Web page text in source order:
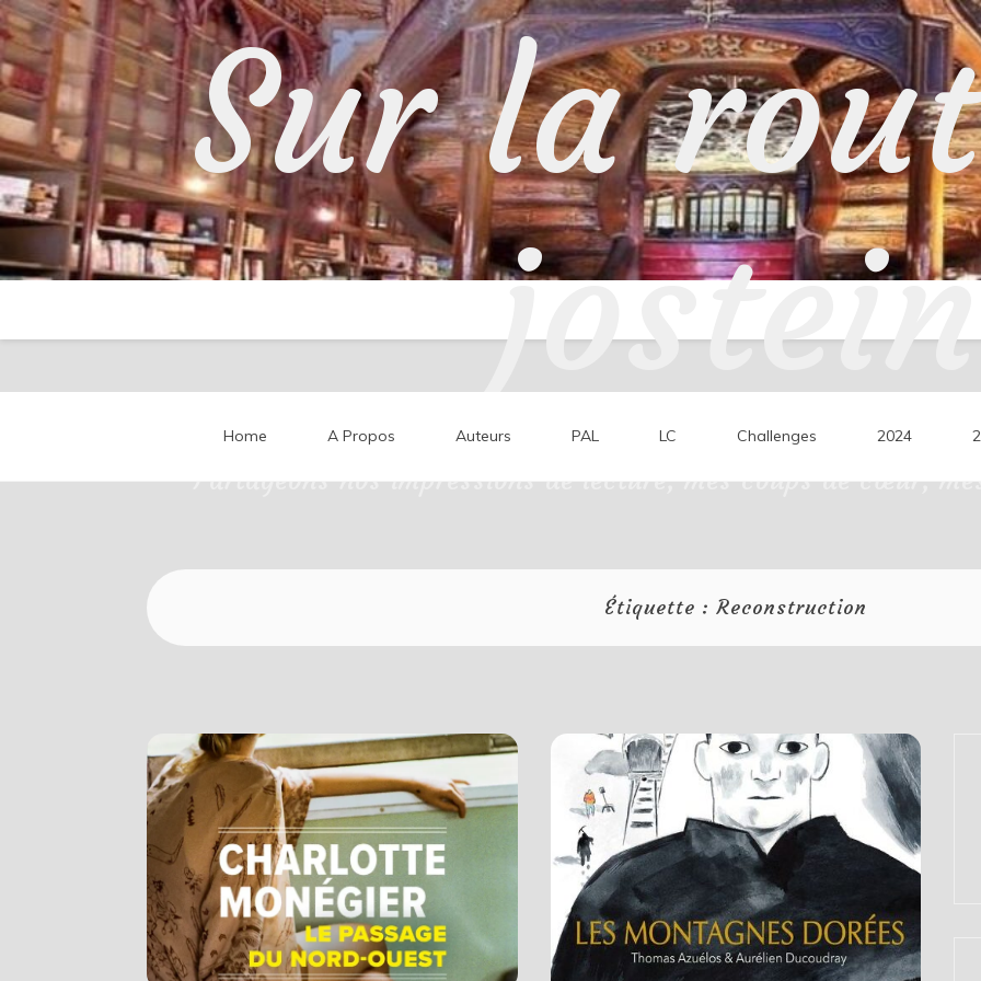
Skip
to
content
Sur la
jostein
Partageons nos impressions de lecture, mes coups de cœur,
Home A Propos Auteurs PAL LC Challenges 2024
Étiquette :Reconstruction